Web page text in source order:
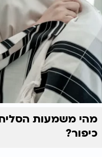
מהי משמעות
כיפור?